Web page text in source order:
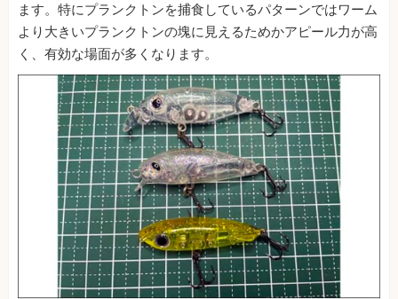
ます。特にプランクトンを捕食しているパターンではワーム
より大きいプランクトンの塊に見えるためかアピール力が高
く、有効な場面が多くなります。